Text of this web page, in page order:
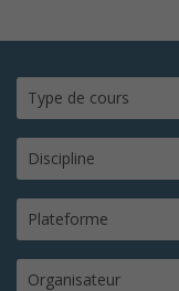
Type de cours
Discipline
Plateforme
Organisateur